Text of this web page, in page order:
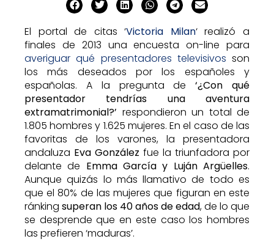
El portal de citas ‘Victoria Milan‘ realizó a
finales de 2013 una encuesta on-line para
averiguar qué presentadores televisivos son
los más deseados por los españoles y
españolas. A la pregunta de‘¿Con qué
presentador tendrías una aventura
extramatrimonial?’ respondieron un total de
1.805 hombres y 1.625 mujeres. En el caso de las
favoritas de los varones, la presentadora
andaluza Eva González fue la triunfadora por
delante de Emma García y Luján Argüelles.
Aunque quizás lo más llamativo de todo es
que el 80% de las mujeres que figuran en este
ránking superan los 40 años de edad, de lo que
se desprende que en este caso los hombres
las prefieren ‘maduras’.